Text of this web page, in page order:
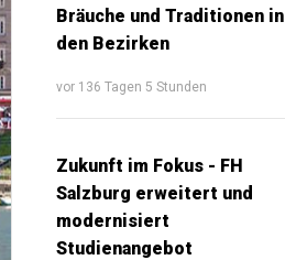
Bräuche und Traditionen in
den Bezirken
vor 136 Tagen 5 Stunden
Zukunft im Fokus - FH
Salzburg erweitert und
modernisiert
Studienangebot